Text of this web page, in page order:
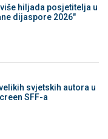
hiljada posjetitelja u
dijaspore 2026"
svjetskih autora u
SFF-a